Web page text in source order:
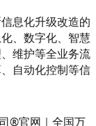
息化升级改造的
、数字化、智慧
维护等全业务流
自动化控制等信